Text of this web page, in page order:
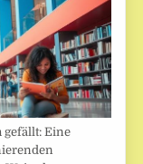
gefällt: Eine